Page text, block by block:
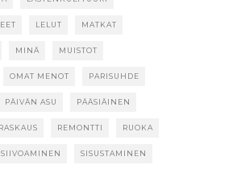
LELUT MATKAT
MINÄ MUISTOT
OMAT MENOT PARISUHDE
PÄIVÄN ASU PÄÄSIÄINEN
RASKAUS REMONTTI RUOKA
SIIVOAMINEN SISUSTAMINEN